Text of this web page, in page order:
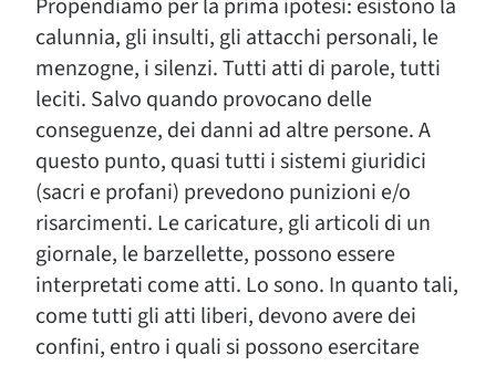
Propendiamo per la prima ipotesi: esistono la
calunnia, gli insulti, gli attacchi personali, le
menzogne, i silenzi. Tutti atti di parole, tutti
leciti. Salvo quando provocano delle
conseguenze, dei danni ad altre persone. A
questo punto, quasi tutti i sistemi giuridici
(sacri e profani) prevedono punizioni e/o
risarcimenti. Le caricature, gli articoli di un
giornale, le barzellette, possono essere
interpretati come atti. Lo sono. In quanto tali,
come tutti gli atti liberi, devono avere dei
confini, entro i quali si possono esercitare